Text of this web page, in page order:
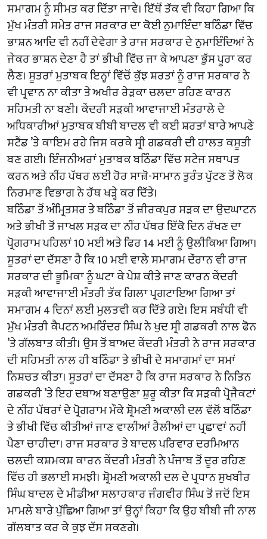
ਸਮਾਗਮ ਨੂੰ ਸੀਮਤ ਕਰ ਦਿੱਤਾ ਜਾਵੇ। ਇੱਥੋਂ ਤੱਕ ਵੀ ਕਿਹਾ ਗਿਆ ਕਿ
ਮੁੱਖ ਮੰਤਰੀ ਸਮੇਤ ਰਾਜ ਸਰਕਾਰ ਦਾ ਕੋਈ ਨੁਮਾਇੰਦਾ ਬਠਿੰਡਾ ਵਿੱਚ
ਭਾਸ਼ਨ ਆਦਿ ਵੀ ਨਹੀਂ ਦੇਵੇਗਾ ਤੇ ਰਾਜ ਸਰਕਾਰ ਦੇ ਨੁਮਾਇੰਦਿਆਂ ਨੇ
ਜੇਕਰ ਭਾਸ਼ਨ ਦੇਣਾ ਹੈ ਤਾਂ ਭੀਖੀ ਵਿੱਚ ਜਾ ਕੇ ਆਪਣਾ ਭੁੱਸ ਪੂਰਾ ਕਰ
ਲੈਣ। ਸੂਤਰਾਂ ਮੁਤਾਬਕ ਇਨ੍ਹਾਂ ਵਿੱਚੋਂ ਕੁੱਝ ਸ਼ਰਤਾਂ ਨੂੰ ਰਾਜ ਸਰਕਾਰ ਨੇ
ਵੀ ਪ੍ਰਵਾਨ ਨਾ ਕੀਤਾ ਤੇ ਅਖੀਰ ਰੇੜਕਾ ਚਲਦਾ ਰਹਿਣ ਕਾਰਨ
ਸਹਿਮਤੀ ਨਾ ਬਣੀ। ਕੇਂਦਰੀ ਸੜਕੀ ਆਵਾਜਾਈ ਮੰਤਰਾਲੇ ਦੇ
ਅਧਿਕਾਰੀਆਂ ਮੁਤਾਬਕ ਬੀਬੀ ਬਾਦਲ ਵੀ ਕਈ ਸ਼ਰਤਾਂ ਬਾਰੇ ਆਪਣੇ
ਸਟੈਂਡ ’ਤੇ ਕਾਇਮ ਰਹੇ ਜਿਸ ਕਰਕੇ ਸ੍ਰੀ ਗਡਕਰੀ ਦੀ ਹਾਲਤ ਕਸੂਤੀ
ਬਣ ਗਈ। ਇੰਜਨੀਅਰਾਂ ਮੁਤਾਬਕ ਬਠਿੰਡਾ ਵਿੱਚ ਸਟੇਜ ਸਥਾਪਤ
ਕਰਨ ਅਤੇ ਨੀਂਹ ਪੱਥਰ ਲਈ ਹੋਰ ਸਾਜ਼ੋ-ਸਾਮਾਨ ਤੁਰੰਤ ਪੁੱਟਣ ਤੋਂ ਲੋਕ
ਨਿਰਮਾਣ ਵਿਭਾਗ ਨੇ ਹੱਥ ਖੜ੍ਹੇ ਕਰ ਦਿੱਤੇ।
ਬਠਿੰਡਾ ਤੋਂ ਅੰਮ੍ਰਿਤਸਰ ਤੇ ਬਠਿੰਡਾ ਤੋਂ ਜ਼ੀਰਕਪੁਰ ਸੜਕ ਦਾ ਉਦਘਾਟਨ
ਅਤੇ ਭੀਖੀ ਤੋਂ ਜਾਖਲ ਸੜਕ ਦਾ ਨੀਂਹ ਪੱਥਰ ਇੱਕੋ ਦਿਨ ਰੱਖਣ ਦਾ
ਪ੍ਰੋਗਰਾਮ ਪਹਿਲਾਂ 10 ਮਈ ਅਤੇ ਫਿਰ 14 ਮਈ ਨੂੰ ਉਲੀਕਿਆ ਗਿਆ।
ਸੂਤਰਾਂ ਦਾ ਦੱਸਣਾ ਹੈ ਕਿ 10 ਮਈ ਵਾਲੇ ਸਮਾਗਮ ਦੌਰਾਨ ਵੀ ਰਾਜ
ਸਰਕਾਰ ਦੀ ਭੂਮਿਕਾ ਨੂੰ ਘਟਾ ਕੇ ਪੇਸ਼ ਕੀਤੇ ਜਾਣ ਕਾਰਨ ਕੇਂਦਰੀ
ਸੜਕੀ ਆਵਾਜਾਈ ਮੰਤਰੀ ਤੱਕ ਗਿਲਾ ਪ੍ਰਗਟਾਇਆ ਗਿਆ ਤਾਂ
ਸਮਾਗਮ 4 ਦਿਨਾਂ ਲਈ ਮੁਲਤਵੀ ਕਰ ਦਿੱਤੇ ਗਏ। ਇਸ ਸਬੰਧੀ ਵੀ
ਮੁੱਖ ਮੰਤਰੀ ਕੈਪਟਨ ਅਮਰਿੰਦਰ ਸਿੰਘ ਨੇ ਖੁਦ ਸ੍ਰੀ ਗਡਕਰੀ ਨਾਲ ਫੋਨ
’ਤੇ ਗੱਲਬਾਤ ਕੀਤੀ। ਉਸ ਤੋਂ ਬਾਅਦ ਕੇਂਦਰੀ ਮੰਤਰੀ ਨੇ ਰਾਜ ਸਰਕਾਰ
ਦੀ ਸਹਿਮਤੀ ਨਾਲ ਹੀ ਬਠਿੰਡਾ ਤੇ ਭੀਖੀ ਦੇ ਸਮਾਗਮਾਂ ਦਾ ਸਮਾਂ
ਨਿਸ਼ਚਤ ਕੀਤਾ। ਸੂਤਰਾਂ ਦਾ ਦੱਸਣਾ ਹੈ ਕਿ ਰਾਜ ਸਰਕਾਰ ਨੇ ਨਿਤਿਨ
ਗਡਕਰੀ ’ਤੇ ਇਹ ਦਬਾਅ ਬਣਾਉਣਾ ਸ਼ੁਰੂ ਕੀਤਾ ਕਿ ਸੜਕੀ ਪ੍ਰੋਜੈਕਟਾਂ
ਦੇ ਨੀਂਹ ਪੱਥਰਾਂ ਦੇ ਪ੍ਰੋਗਰਾਮ ਮੌਕੇ ਸ਼੍ਰੋਮਣੀ ਅਕਾਲੀ ਦਲ ਵੱਲੋਂ ਬਠਿੰਡਾ
ਤੇ ਭੀਖੀ ਵਿੱਚ ਕੀਤੀਆਂ ਜਾਣ ਵਾਲੀਆਂ ਰੈਲੀਆਂ ਦਾ ਪ੍ਰਛਾਵਾਂ ਨਹੀਂ
ਪੈਣਾ ਚਾਹੀਦਾ। ਰਾਜ ਸਰਕਾਰ ਤੇ ਬਾਦਲ ਪਰਿਵਾਰ ਦਰਮਿਆਨ
ਚਲਦੀ ਕਸ਼ਮਕਸ਼ ਕਾਰਨ ਕੇਂਦਰੀ ਮੰਤਰੀ ਨੇ ਪੰਜਾਬ ਤੋਂ ਦੂਰ ਰਹਿਣ
ਵਿੱਚ ਹੀ ਭਲਾਈ ਸਮਝੀ। ਸ਼੍ਰੋਮਣੀ ਅਕਾਲੀ ਦਲ ਦੇ ਪ੍ਰਧਾਨ ਸੁਖਬੀਰ
ਸਿੰਘ ਬਾਦਲ ਦੇ ਮੀਡੀਆ ਸਲਾਹਕਾਰ ਜੰਗਵੀਰ ਸਿੰਘ ਤੋਂ ਜਦੋਂ ਇਸ
ਮਾਮਲੇ ਬਾਰੇ ਪੁੱਛਿਆ ਗਿਆ ਤਾਂ ਉਨ੍ਹਾਂ ਕਿਹਾ ਕਿ ਉਹ ਬੀਬੀ ਜੀ ਨਾਲ
ਗੱਲਬਾਤ ਕਰ ਕੇ ਕੁਝ ਦੱਸ ਸਕਣਗੇ।